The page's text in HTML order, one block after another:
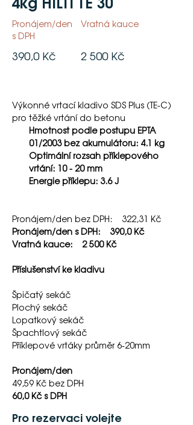
Pronájem/den
s DPH
Vratná kauce
390,0 Kč 2 500 Kč
Výkonné vrtací kladivo SDS Plus (TE-C)
pro těžké vrtání do betonu
Hmotnost podle postupu EPTA
01/2003 bez akumulátoru: 4.1 kg
Optimální rozsah příklepového
vrtání: 10 - 20 mm
Energie příklepu: 3.6 J
Pronájem/den bez DPH:    322,31 Kč
Pronájem/den s DPH:    390,0 Kč
Vratná kauce:    2 500 Kč
Příslušenství ke kladivu
Špičatý sekáč
Plochý sekáč
Lopatkový sekáč
Špachtlový sekáč
Příklepové vrtáky průměr 6-20mm
Pronájem/den
49,59 Kč bez DPH
60,0 Kč s DPH
Pro rezervaci volejte